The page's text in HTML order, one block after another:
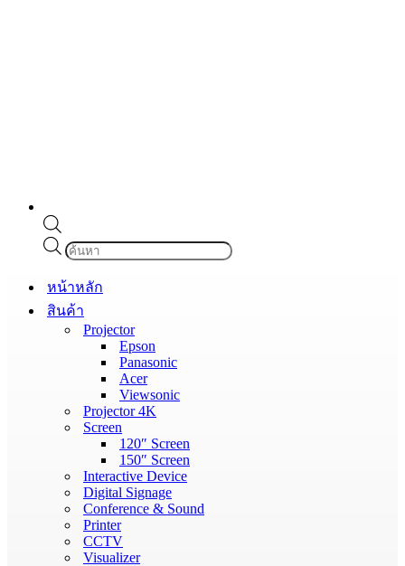
Products
search
หน้าหลัก
สินค้า
Projector
Epson
Panasonic
Acer
Viewsonic
Projector 4K
Screen
120″ Screen
150″ Screen
Interactive Device
Digital Signage
Conference & Sound
Printer
CCTV
Visualizer